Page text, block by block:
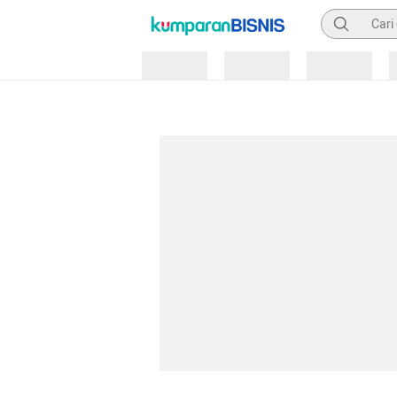
Pencarian